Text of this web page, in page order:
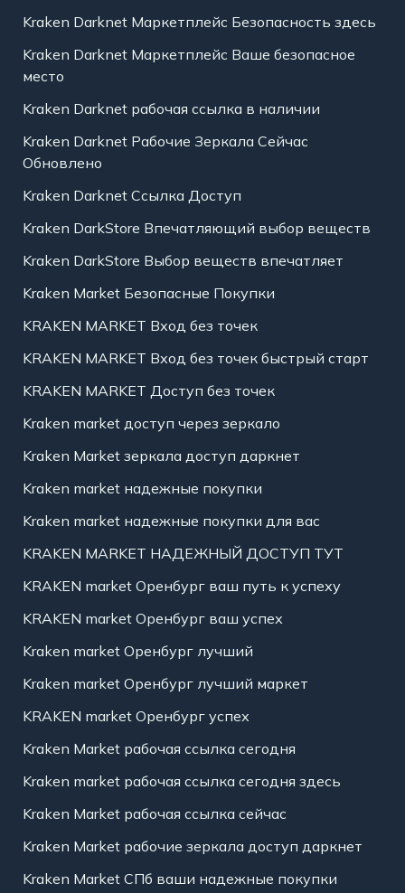
Kraken Darknet Маркетплейс Безопасность здесь
Kraken Darknet Маркетплейс Ваше безопасное
место
Kraken Darknet рабочая ссылка в наличии
Kraken Darknet Рабочие Зеркала Сейчас
Обновлено
Kraken Darknet Ссылка Доступ
Kraken DarkStore Впечатляющий выбор веществ
Kraken DarkStore Выбор веществ впечатляет
Kraken Market Безопасные Покупки
KRAKEN MARKET Вход без точек
KRAKEN MARKET Вход без точек быстрый старт
KRAKEN MARKET Доступ без точек
Kraken market доступ через зеркало
Kraken Market зеркала доступ даркнет
Kraken market надежные покупки
Kraken market надежные покупки для вас
KRAKEN MARKET НАДЕЖНЫЙ ДОСТУП ТУТ
KRAKEN market Оренбург ваш путь к успеху
KRAKEN market Оренбург ваш успех
Kraken market Оренбург лучший
Kraken market Оренбург лучший маркет
KRAKEN market Оренбург успех
Kraken Market рабочая ссылка сегодня
Kraken market рабочая ссылка сегодня здесь
Kraken Market рабочая ссылка сейчас
Kraken Market рабочие зеркала доступ даркнет
Kraken Market СПб ваши надежные покупки